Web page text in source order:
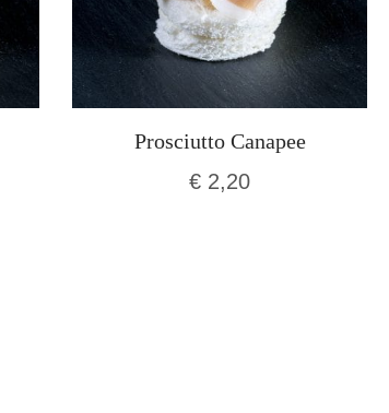
Prosciutto Canapee
€ 2,20